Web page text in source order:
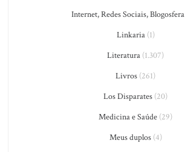
Internet, Redes Sociais, Blogosfera
Linkaria(1)
Literatura (1.307)
Livros (261)
Los Disparates (20)
Medicina e Saúde (29)
Meus duplos(4)